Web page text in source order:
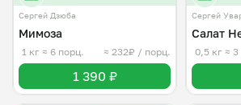
Сергей Дзюба
Мимоза
1 кг ≈ 6 порц. ≈ 232₽ / порц.
1 390 ₽
Сергей
Салат
0,5 кг ≈ 3